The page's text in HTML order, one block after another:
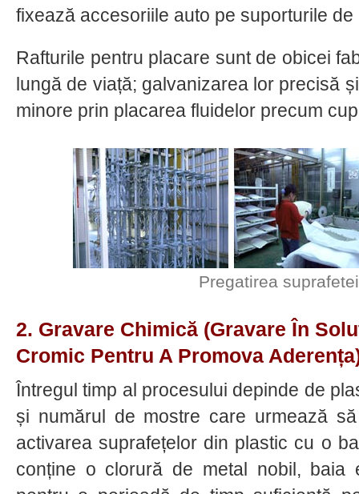
fixează accesoriile auto pe suporturile
Rafturile pentru placare sunt de obicei
lungă de viață; galvanizarea lor precisă
minore prin placarea fluidelor precum
Pregatirea
2. Gravare Chimică (gravare În
Cromic Pentru A Promova
Întregul timp al procesului depinde de
și numărul de mostre care urmează
activarea suprafețelor din plastic cu o
conține o clorură de metal nobil, baia